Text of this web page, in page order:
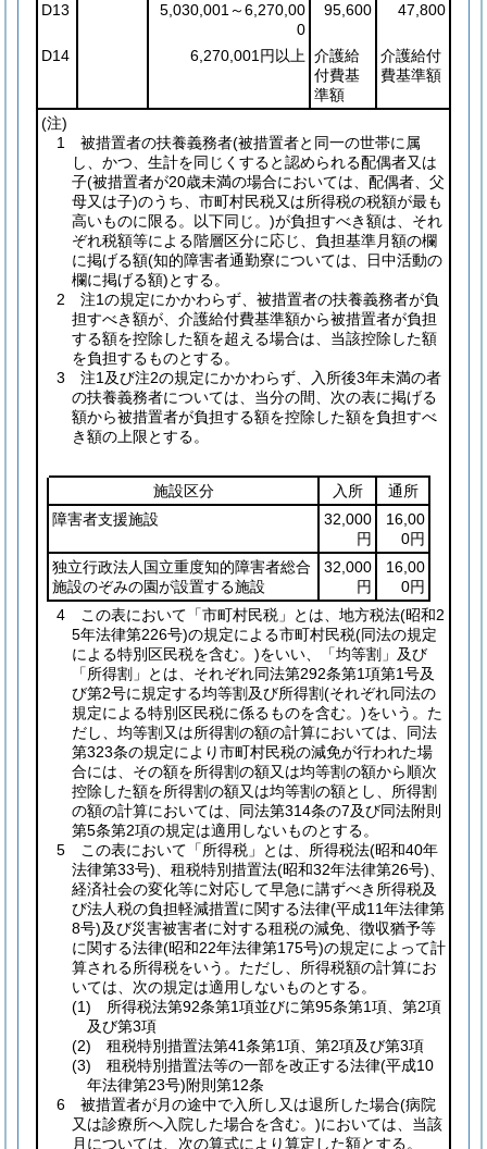
D13
5,030,001～6,270,00
0
95,600 47,800
D14 6,270,001円以上 介護給
付費基
準額
介護給付
費基準額
(注)
1 被措置者の扶養義務者(被措置者と同一の世帯に属
し、かつ、生計を同じくすると認められる配偶者又は
子(被措置者が20歳未満の場合においては、配偶者、父
母又は子)のうち、市町村民税又は所得税の税額が最も
高いものに限る。以下同じ。)が負担すべき額は、それ
ぞれ税額等による階層区分に応じ、負担基準月額の欄
に掲げる額(知的障害者通勤寮については、日中活動の
欄に掲げる額)とする。
2 注1の規定にかかわらず、被措置者の扶養義務者が負
担すべき額が、介護給付費基準額から被措置者が負担
する額を控除した額を超える場合は、当該控除した額
を負担するものとする。
3 注1及び注2の規定にかかわらず、入所後3年未満の者
の扶養義務者については、当分の間、次の表に掲げる
額から被措置者が負担する額を控除した額を負担すべ
き額の上限とする。
施設区分 入所
通所
障害者支援施設
32,000
円
16,00
0円
独立行政法人国立重度知的障害者総合
施設のぞみの園が設置する施設
32,000
円
16,00
0円
4 この表において「市町村民税」とは、地方税法(昭和2
5年法律第226号)の規定による市町村民税(同法の規定
による特別区民税を含む。)をいい、「均等割」及び
「所得割」とは、それぞれ同法第292条第1項第1号及
び第2号に規定する均等割及び所得割(それぞれ同法の
規定による特別区民税に係るものを含む。)をいう。た
だし、均等割又は所得割の額の計算においては、同法
第323条の規定により市町村民税の減免が行われた場
合には、その額を所得割の額又は均等割の額から順次
控除した額を所得割の額又は均等割の額とし、所得割
の額の計算においては、同法第314条の7及び同法附則
第5条第2項の規定は適用しないものとする。
5 この表において「所得税」とは、所得税法(昭和40年
法律第33号) 、租税特別措置法(昭和32年法律第26号)
経済社会の変化等に対応して早急に講ずべき所得税及
び法人税の負担軽減措置に関する法律(平成11年法律第
8号)及び災害被害者に対する租税の減免、徴収猶予等
に関する法律(昭和22年法律第175号)の規定によって計
算される所得税をいう。ただし、所得税額の計算にお
いては、次の規定は適用しないものとする。
(1) 所得税法第92条第1項並びに第95条第1項、第2項
及び第3項
(2) 租税特別措置法第41条第1項、第2項及び第3項
(3) 租税特別措置法等の一部を改正する法律(平成10
年法律第23号)附則第12条
6 被措置者が月の途中で入所し又は退所した場合(病院
又は診療所へ入院した場合を含む。)においては、当該
月については、次の算式により算定した額とする。